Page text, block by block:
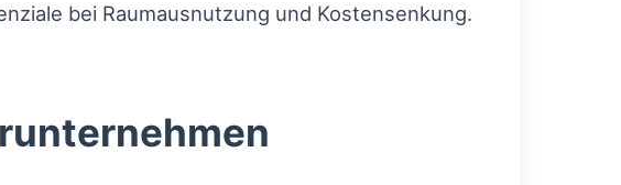
bei Raumausnutzung und Kostensenkung.